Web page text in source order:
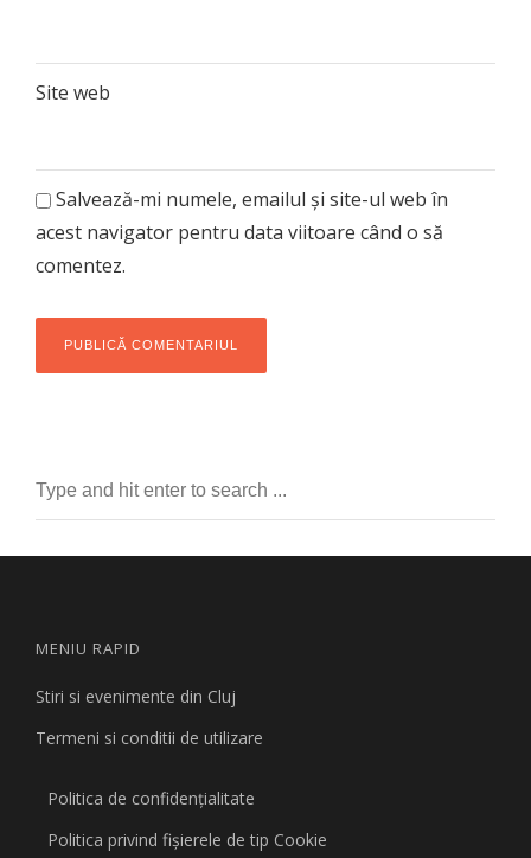
Site web
Salvează-mi numele, emailul și site-ul web în
acest navigator pentru data viitoare când o să
comentez.
MENIU RAPID
Stiri si evenimente din Cluj
Termeni si conditii de utilizare
Politica de confidențialitate
Politica privind fişierele de tip Cookie